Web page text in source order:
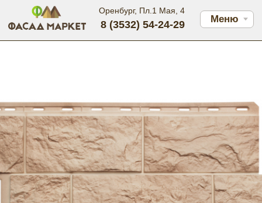
Меню
Оренбург, Пл.1 Мая, 4
8 (3532) 54-24-29